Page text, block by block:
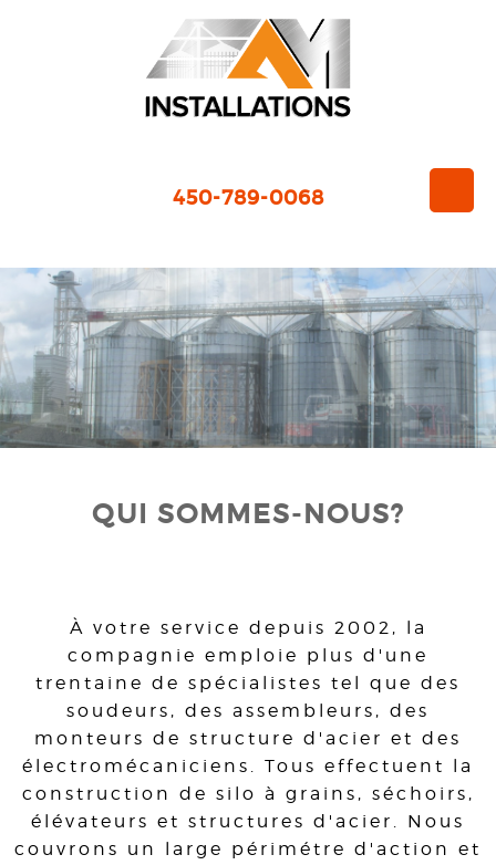
450-789-0068
QUI SOMMES-NOUS?
À votre service depuis 2002, la
compagnie emploie plus d'une
trentaine de spécialistes tel que des
soudeurs, des assembleurs, des
monteurs de structure d'acier et des
électromécaniciens. Tous effectuent la
construction de silo à grains, séchoirs,
élévateurs et structures d'acier. Nous
couvrons un large périmétre d'action et